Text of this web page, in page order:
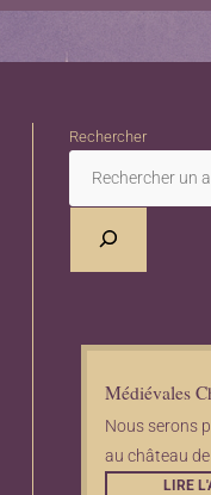
Rechercher
Médiévales
Nous serons
au château de
LIRE